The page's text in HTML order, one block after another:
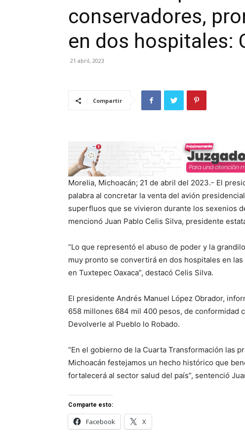
conservadores,
en dos hospitales:
21 abril, 2023
Compartir
Morelia, Michoacán; 21 de abril del 2023.- El
palabra al concretar la venta del avión
superfluos que se vivieron durante los sexenios
mencionó Juan Pablo Celis Silva, presidente
“Lo que representó el abuso de poder y la
muy pronto se convertirá en dos hospitales en
en Tuxtepec Oaxaca”, destacó Celis Silva.
El presidente Andrés Manuel López Obrador,
658 millones 684 mil 400 pesos, de conformidad
Devolverle al Pueblo lo Robado.
“En el gobierno de la Cuarta Transformación las
Michoacán festejamos un hecho histórico que
fortalecerá al sector salud del país”, sentenció
Comparte esto:
Facebook X